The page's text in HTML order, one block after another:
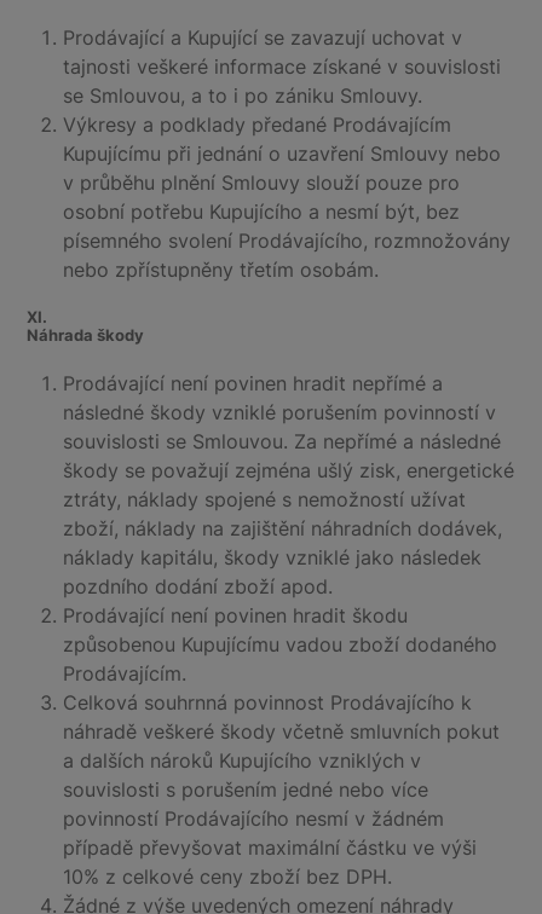
Prodávající a Kupující se zavazují uchovat v
tajnosti veškeré informace získané v souvislosti
se Smlouvou, a to i po zániku Smlouvy.
Výkresy a podklady předané Prodávajícím
Kupujícímu při jednání o uzavření Smlouvy nebo
v průběhu plnění Smlouvy slouží pouze pro
osobní potřebu Kupujícího a nesmí být, bez
písemného svolení Prodávajícího, rozmnožovány
nebo zpřístupněny třetím osobám.
XI.
Náhrada škody
Prodávající není povinen hradit nepřímé a
následné škody vzniklé porušením povinností v
souvislosti se Smlouvou. Za nepřímé a následné
škody se považují zejména ušlý zisk, energetické
ztráty, náklady spojené s nemožností užívat
zboží, náklady na zajištění náhradních dodávek,
náklady kapitálu, škody vzniklé jako následek
pozdního dodání zboží apod.
Prodávající není povinen hradit škodu
způsobenou Kupujícímu vadou zboží dodaného
Prodávajícím.
Celková souhrnná povinnost Prodávajícího k
náhradě veškeré škody včetně smluvních pokut
a dalších nároků Kupujícího vzniklých v
souvislosti s porušením jedné nebo více
povinností Prodávajícího nesmí v žádném
případě převyšovat maximální částku ve výši
10% z celkové ceny zboží bez DPH.
Žádné z výše uvedených omezení náhrady